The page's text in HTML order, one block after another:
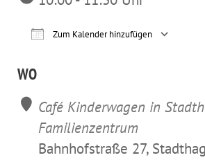
Zum Kalender hinzufügen
WO
Café Kinderwagen in
Familienzentrum
Bahnhofstraße 27,